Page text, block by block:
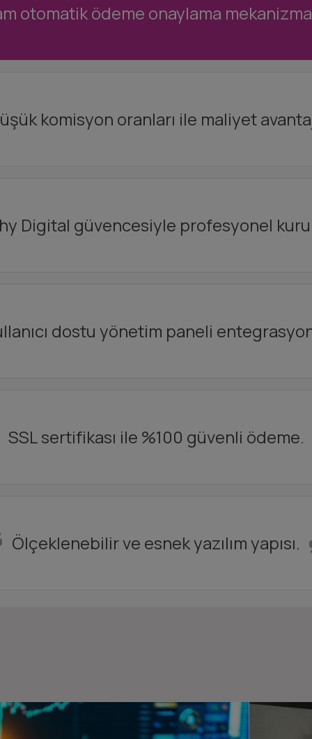
otomatik ödeme onaylama
komisyon oranları ile maliyet
Digital güvencesiyle profesyonel
dostu yönetim paneli
SSL sertifikası ile %100 güvenli ödeme.
Ölçeklenebilir ve esnek yazılım yapısı.